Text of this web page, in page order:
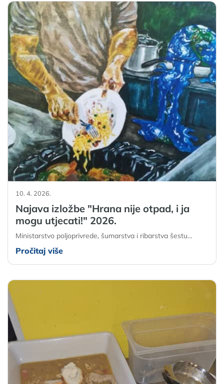
10. 4. 2026.
Najava izložbe "Hrana nije otpad, i ja
mogu utjecati!" 2026.
Ministarstvo poljoprivrede, šumarstva i ribarstva šestu…
Pročitaj više